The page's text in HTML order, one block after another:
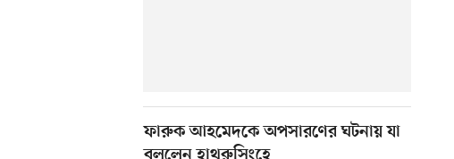
ফারুক আহমেদকে অপসারণের ঘটনায় যা